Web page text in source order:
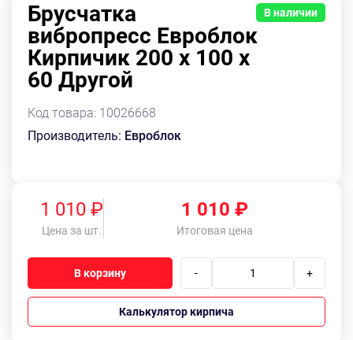
Брусчатка
вибропресс Евроблок
Кирпичик 200 х 100 х
60 Другой
В наличии
Код товара: 10026668
Производитель: Евроблок
1 010 ₽
Цена за шт.
1 010 ₽
Итоговая цена
В корзину - +
Калькулятор кирпича